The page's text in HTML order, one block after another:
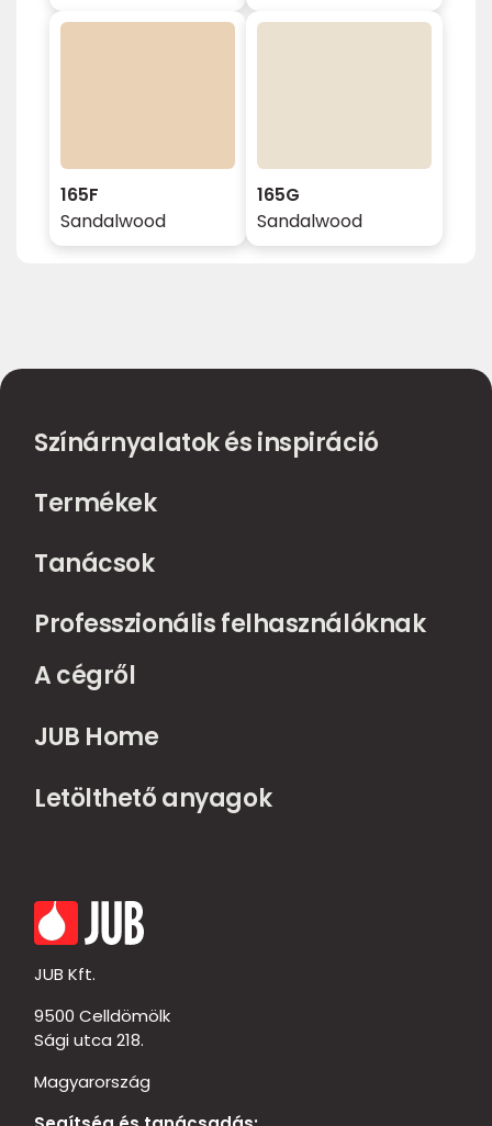
165F
Sandalwood
165G
Sandalwood
Színárnyalatok és inspiráció
Termékek
Tanácsok
Professzionális felhasználóknak
A cégről
JUB Home
Letölthető anyagok
JUB Kft.
9500 Celldömölk
Sági utca 218.
Magyarország